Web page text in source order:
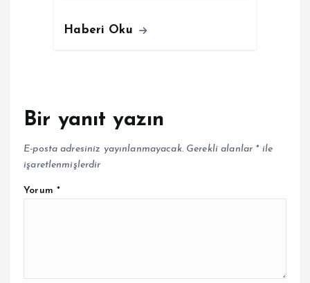
Haberi Oku
Bir yanıt yazın
E-posta adresiniz yayınlanmayacak. Gerekli alanlar *ile
işaretlenmişlerdir
Yorum *